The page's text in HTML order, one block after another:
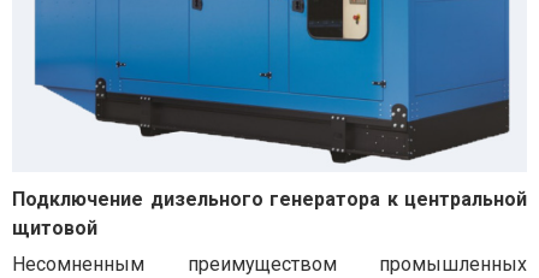
Подключение дизельного генератора к центральной
щитовой
Несомненным преимуществом промышленных